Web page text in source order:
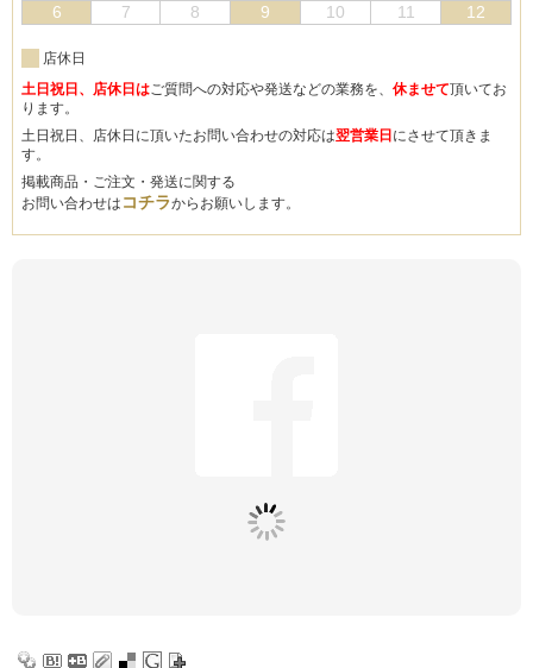
6
7 8 9 10 11 12
店休日
土日祝日、店休日はご質問への対応や発送などの業務を、 休ませて頂いてお
ります。
土日祝日、店休日に頂いたお問い合わせの対応は翌営業日 にさせて頂きま
す。
掲載商品・ご注文・発送に関する
お問い合わせは コチラからお願いします。